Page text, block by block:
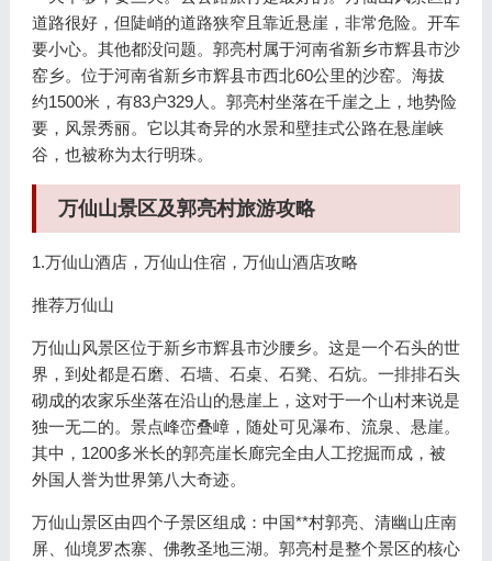
道路很好，但陡峭的道路狭窄且靠近悬崖，非常危险。开车
要小心。其他都没问题。郭亮村属于河南省新乡市辉县市沙
窑乡。位于河南省新乡市辉县市西北60公里的沙窑。海拔
约1500米，有83户329人。郭亮村坐落在千崖之上，地势险
要，风景秀丽。它以其奇异的水景和壁挂式公路在悬崖峡
谷，也被称为太行明珠。
万仙山景区及郭亮村旅游攻略
1.万仙山酒店，万仙山住宿，万仙山酒店攻略
推荐万仙山
万仙山风景区位于新乡市辉县市沙腰乡。这是一个石头的世
界，到处都是石磨、石墙、石桌、石凳、石炕。一排排石头
砌成的农家乐坐落在沿山的悬崖上，这对于一个山村来说是
独一无二的。景点峰峦叠嶂，随处可见瀑布、流泉、悬崖。
其中，1200多米长的郭亮崖长廊完全由人工挖掘而成，被
外国人誉为世界第八大奇迹。
万仙山景区由四个子景区组成：中国**村郭亮、清幽山庄南
屏、仙境罗杰寨、佛教圣地三湖。郭亮村是整个景区的核心